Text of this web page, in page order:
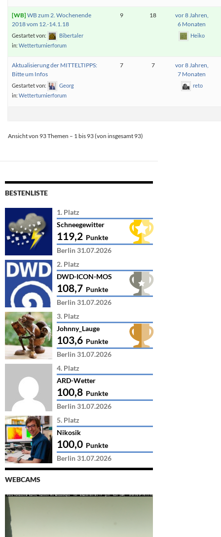
WB zum 2. Wochenende
2018 vom 12.-14.1.18
Gestartet von:
Bibertaler
in: Wetterturnierforum
9 18
vor 8 Jahren,
6 Monaten
Heiko
Aktualisierung der MITTELTIPPS:
Bitte um Infos
Gestartet von:
Georg
in: Wetterturnierforum
7 7
vor 8 Jahren,
7 Monaten
reto
Ansicht von 93 Themen – 1 bis 93 (von insgesamt 93)
BESTENLISTE
1. Platz
Schneegewitter
119,2 Punkte
Berlin 31.07.2026
2. Platz
DWD-ICON-MOS
108,7 Punkte
Berlin 31.07.2026
3. Platz
Johnny_Lauge
103,6 Punkte
Berlin 31.07.2026
4. Platz
ARD-Wetter
100,8 Punkte
Berlin 31.07.2026
5. Platz
Nikosik
100,0 Punkte
Berlin 31.07.2026
WEBCAMS